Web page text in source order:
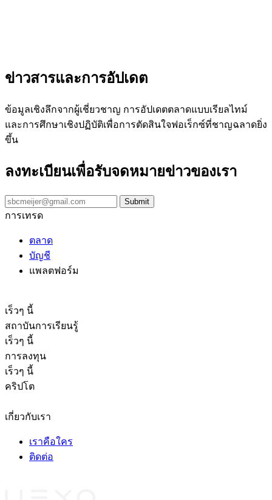
ข่าวสารและการอัปเดต
ข้อมูลเชิงลึกจากผู้เชี่ยวชาญ การอัปเดตตลาดแบบเรียลไทม์
และการศึกษาเชิงปฏิบัติเพื่อการตัดสินใจฟอเร็กซ์ที่ชาญฉลาดยิ่ง
ขึ้น
ลงทะเบียนเพื่อรับจดหมายข่าวของเรา
การเทรด
ตลาด
บัญชี
แพลตฟอร์ม
เร็วๆ นี้
สถาบันการเรียนรู้
เร็วๆ นี้
การลงทุน
เร็วๆ นี้
คริปโต
เกี่ยวกับเรา
เราคือใคร
ติดต่อ